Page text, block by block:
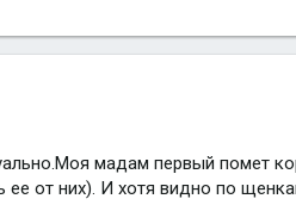
мадам первый помет
от них). И хотя видно по